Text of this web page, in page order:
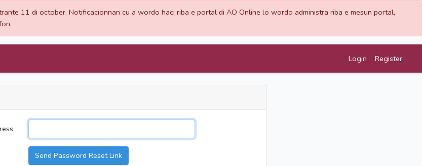
11 di october. Notificacionnan cu a wordo haci riba e portal di AO Online lo wordo administra riba e mesun portal,
Login Register
Send Password Reset Link